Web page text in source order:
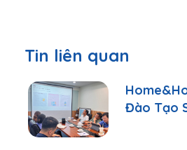
Tin liên quan
Đào Tạo